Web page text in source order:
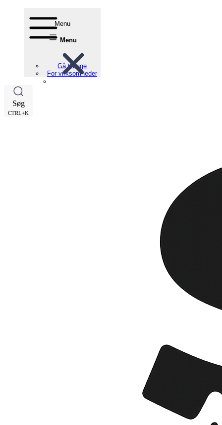
Menu
Menu
Gå tilbage
For virksomheder
Søg
CTRL+K